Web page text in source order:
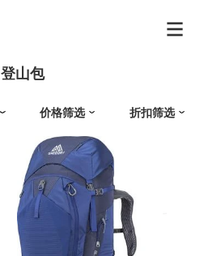
登山包
价格筛选 折扣筛选